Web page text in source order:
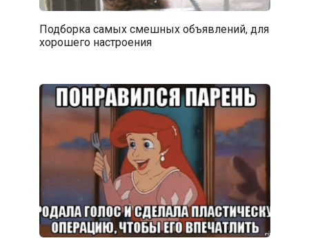
Подборка самых смешных объявлений, для
хорошего настроения